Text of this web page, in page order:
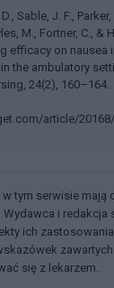
Sable, J. F.,
M., Fortner, C., &
efficacy on nausea
the ambulatory
24(2), 160–164.
article/
w tym serwisie mają
i redakcja
ich
się z lekarzem.